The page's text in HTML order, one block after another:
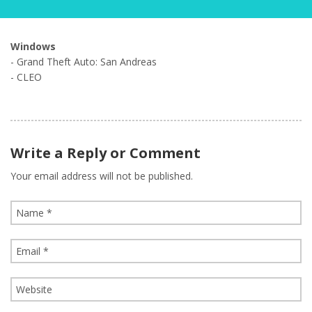
Windows
- Grand Theft Auto: San Andreas
- CLEO
Write a Reply or Comment
Your email address will not be published.